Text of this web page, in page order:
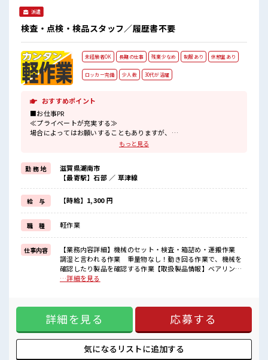
派遣
検査・点検・検品スタッフ／履歴書不要
未経験者OK 長期の仕事 残業少なめ 制服あり 休憩室あり
ロッカー完備 少人数 30代が活躍
おすすめポイント
■お仕事PR
≪プライベートが充実する≫
場合によってはお願いすることもありますが、
≪未経験OKの仕事≫
新しいことにチャレンジするのは不安だけど、
しっかり働く環境が整っています！
イチからスキルUP・ステップUP目指していきましょう！
≪自分に合った期間で働ける≫
福利厚生が整った派遣のお仕事です！
■職場の雰囲気
『少人数』だからコミュニケーションも取りやすい？
しっかり休める休憩室あり！
オンオフの切替もできちゃう！
持ち物が多いあなたにもぴったり☆
ロッカー付き職場♪
もっと見る
勤 務 地
滋賀県湖南市
【最寄駅】石部 ／ 草津線
給 与 【時給】1,300 円
職 種 軽作業
仕事内容
【業務内容詳細】機械のセット・検査・箱詰め・運搬作業
調湿と言われる作業 重量物なし！動き回る作業で、機械を
確認したり製品を確認する作業【取扱製品情報】ベアリング
製品、プラスチック部品 ■お仕事PR ≪プライベートが充実す
経験OKの仕事≫ 新しいことにチャレンジするのは不安だけ
ど、 しっかり働く環境が整っています！ イチからスキルUP・
ステップUP目指していきましょう！ ≪自分に合った期間で働
ける≫ 福利厚生が整った派遣のお仕事です！ ■職場の雰囲気
『少人数』だからコミュニケーションも取りやすい？ しっか
り休める休憩室あり！ オンオフの切替もできちゃう！ 持ち物
…詳細を見る
詳細を見る 応募する
気になるリストに追加する